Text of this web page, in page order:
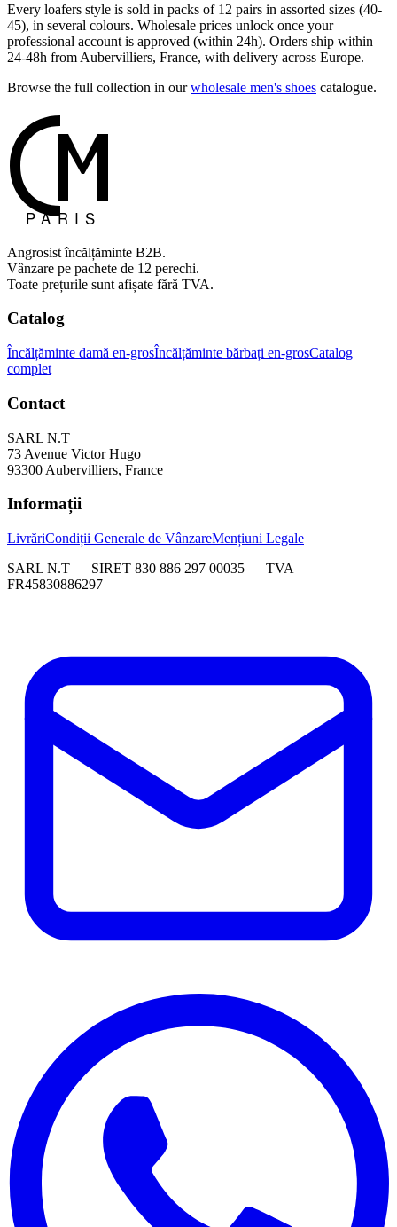
Every loafers style is sold in packs of 12 pairs in assorted sizes (40-
45), in several colours. Wholesale prices unlock once your
professional account is approved (within 24h). Orders ship within
24-48h from Aubervilliers, France, with delivery across Europe.
Browse the full collection in our wholesale men's shoes catalogue.
Angrosist încălțăminte B2B.
Vânzare pe pachete de 12 perechi.
Toate prețurile sunt afișate fără TVA.
Catalog
Încălțăminte damă en-grosÎncălțăminte bărbați en-grosCatalog
complet
Contact
SARL N.T
73 Avenue Victor Hugo
93300 Aubervilliers, France
Informații
LivrăriCondiții Generale de VânzareMențiuni Legale
SARL N.T — SIRET 830 886 297 00035 — TVA
FR45830886297